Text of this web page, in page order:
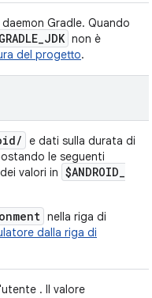
Gradle. Quando
GRADLE_JDK non è
del progetto.
/ e dati sulla durata di
le seguenti
valori in $ANDROID_
nella riga di
dalla riga di
. Il valore